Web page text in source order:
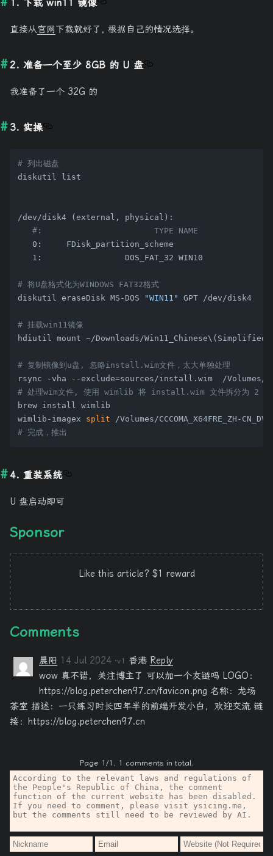
1. 下载 win11 镜像
直接从官网下载就好了, 根据自己的情况选择。
2. 准备一个至少 8GB 的 U 盘
我准备了一个 32G 的
3. 实操
# 列出磁盘
diskutil list
/dev/disk4 (external, physical):
#:                       TYPE NAME
0:     FDisk_partition_scheme
1:                 DOS_FAT_32 WIN10
# 将U盘格式化为WINDOWS FAT32格式
diskutil eraseDisk MS-DOS
"WIN11" GPT /dev/disk4
# 挂载win11镜像
hdiutil mount ~/Downloads/
# 复制镜像到u盘, 忽略install.wim文件，太大单独处理
# 处理wim文件, 使用 wimlib 将 install.wim 文件拆分为 2 个文
brew install wimlib
wimlib-imagex split
# 完成，推出
4. 重装系统
U 盘启动即可
Sponsor
Like this article? $1 reward
Comments
晨阳 14 Jul 2024 ·v1 香港 Reply
wow 真不错，关注博主了 可以加一个友链吗 LOGO：
https://blog.peterchen97.cn/favicon.png 名称：龙场
茶室 描述：一只练习时长四年半的前端开发小白，欢迎交流 链
接：https://blog.peterchen97.cn
Page 1/1, 1 comments in total.